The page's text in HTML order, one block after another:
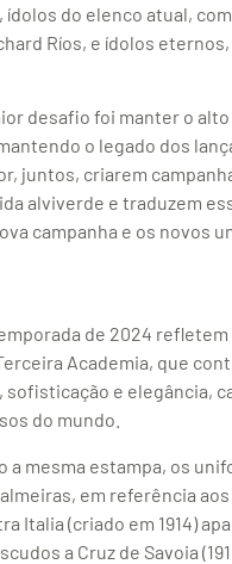
do elenco atual,
Ríos, e ídolos
desafio foi manter o
o legado dos
juntos, criarem
alviverde e traduzem
campanha e os
de 2024
Academia, que
e elegância,
do mundo.
mesma estampa, os
em referência
Italia (criado em 1914)
a Cruz de Savoia